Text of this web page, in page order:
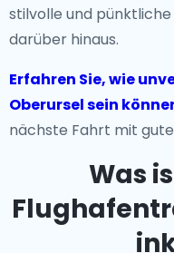
stilvolle und
darüber hinaus.
Erfahren Sie, wie
Oberursel sein
nächste Fahrt mit
Was